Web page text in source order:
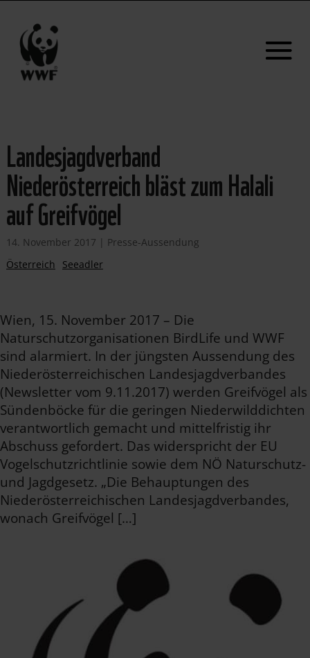
Landesjagdverband
Niederösterreich bläst zum Halali
auf Greifvögel
14. November 2017 | Presse-Aussendung
Österreich
Seeadler
Wien, 15. November 2017 – Die
Naturschutzorganisationen BirdLife und WWF
sind alarmiert. In der jüngsten Aussendung des
Niederösterreichischen Landesjagdverbandes
(Newsletter vom 9.11.2017) werden Greifvögel als
Sündenböcke für die geringen Niederwilddichten
verantwortlich gemacht und mittelfristig ihr
Abschuss gefordert. Das widerspricht der EU
Vogelschutzrichtlinie sowie dem NÖ Naturschutz-
und Jagdgesetz. „Die Behauptungen des
Niederösterreichischen Landesjagdverbandes,
wonach Greifvögel […]